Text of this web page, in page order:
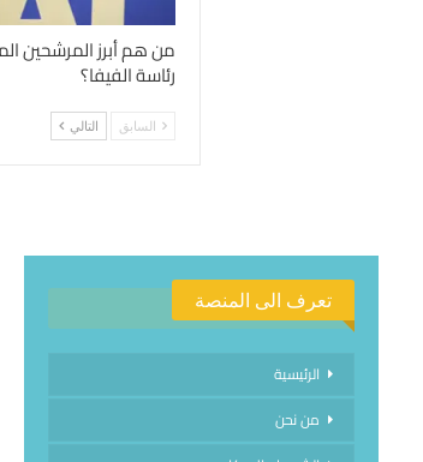
من هم أبرز المرشحين
رئاسة الفيفا؟
السابق التالي
تعرف الى المنصة
الرئيسية
من نحن